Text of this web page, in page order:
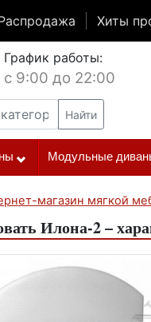
Хиты
График работы:
с 9:00 до 22:00
Найти
Модульные
магазин мягкой
Илона-2 –